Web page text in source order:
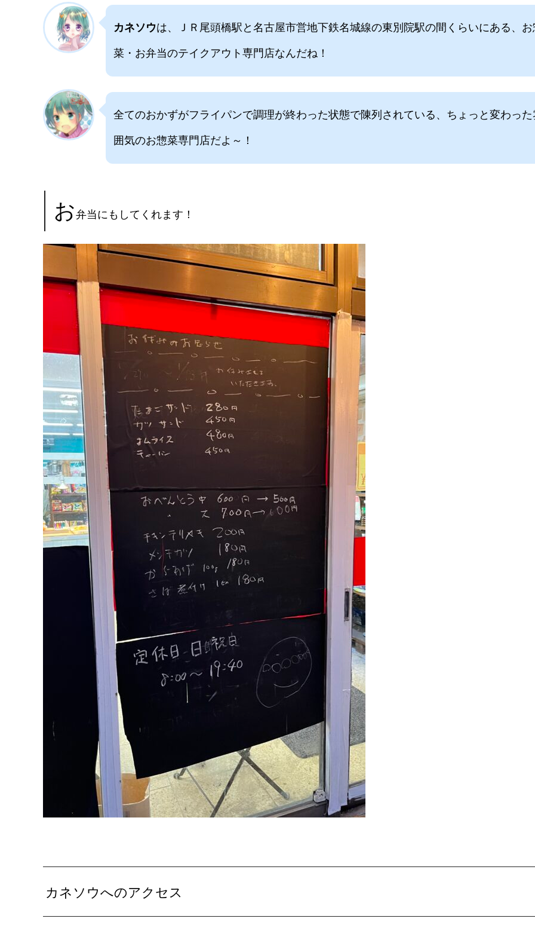
カネソウは、ＪＲ尾頭橋駅と名古屋市営地下鉄名城線の東別院駅の間くらいにある、お
菜・お弁当のテイクアウト専門店なんだね！
全てのおかずがフライパンで調理が終わった状態で陳列されている、ちょっと変わった
囲気のお惣菜専門店だよ～！
お弁当にもしてくれます！
カネソウへのアクセス